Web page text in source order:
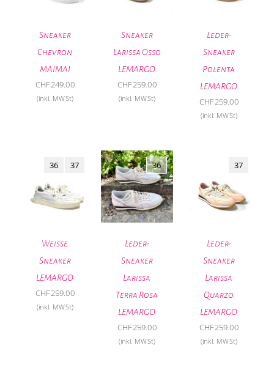
Sneaker
Chevron
MAIMAI
CHF249.00
(inkl. MWSt)
Sneaker
Larissa Osso
LEMARGO
CHF259.00
(inkl. MWSt)
Leder-
Sneaker
Polenta
LEMARGO
CHF259.00
(inkl. MWSt)
Weisse
Sneaker
LEMARGO
36 37
CHF259.00
(inkl. MWSt)
Leder-
Sneaker
Larissa
Terra Rosa
LEMARGO
36
CHF259.00
(inkl. MWSt)
Leder-
Sneaker
Larissa
Quarzo
LEMARGO
37
CHF259.00
(inkl. MWSt)